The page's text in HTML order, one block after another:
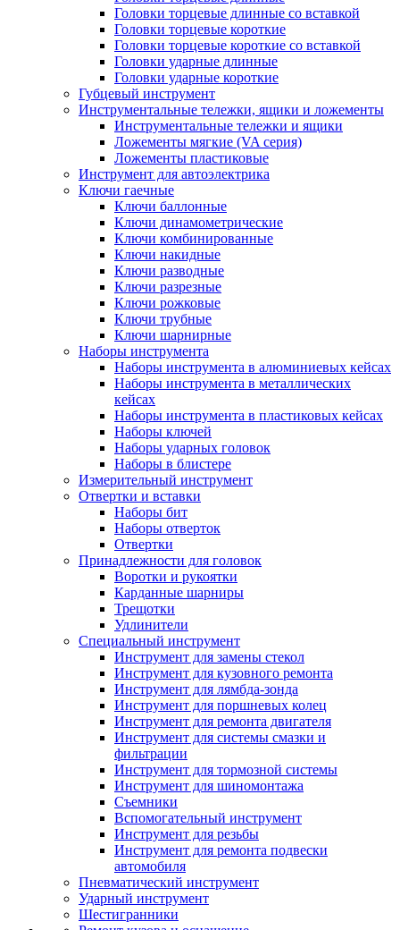
Головки торцевые длинные со вставкой
Головки торцевые короткие
Головки торцевые короткие со вставкой
Головки ударные длинные
Головки ударные короткие
Губцевый инструмент
Инструментальные тележки, ящики и ложементы
Инструментальные тележки и ящики
Ложементы мягкие (VA серия)
Ложементы пластиковые
Инструмент для автоэлектрика
Ключи гаечные
Ключи баллонные
Ключи динамометрические
Ключи комбинированные
Ключи накидные
Ключи разводные
Ключи разрезные
Ключи рожковые
Ключи трубные
Ключи шарнирные
Наборы инструмента
Наборы инструмента в алюминиевых кейсах
Наборы инструмента в металлических
кейсах
Наборы инструмента в пластиковых кейсах
Наборы ключей
Наборы ударных головок
Наборы в блистере
Измерительный инструмент
Отвертки и вставки
Наборы бит
Наборы отверток
Отвертки
Принадлежности для головок
Воротки и рукоятки
Карданные шарниры
Трещотки
Удлинители
Специальный инструмент
Инструмент для замены стекол
Инструмент для кузовного ремонта
Инструмент для лямбда-зонда
Инструмент для поршневых колец
Инструмент для ремонта двигателя
Инструмент для системы смазки и
фильтрации
Инструмент для тормозной системы
Инструмент для шиномонтажа
Съемники
Вспомогательный инструмент
Инструмент для резьбы
Инструмент для ремонта подвески
автомобиля
Пневматический инструмент
Ударный инструмент
Шестигранники